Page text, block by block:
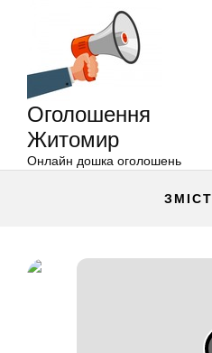
Оголошення
Житомир
Онлайн дошка оголошень
ЗМІСТ